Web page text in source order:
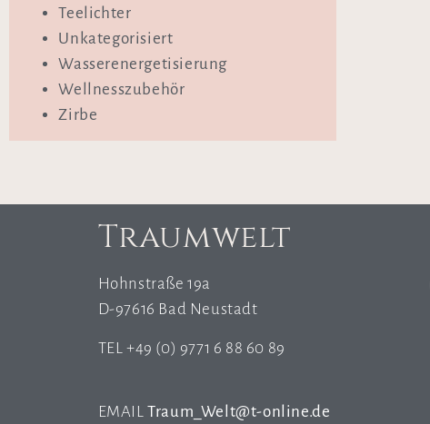
Teelichter
Unkategorisiert
Wasserenergetisierung
Wellnesszubehör
Zirbe
Traumwelt
Hohnstraße 19a
D-97616 Bad Neustadt
TEL +49 (0) 9771 6 88 60 89
EMAILTraum_Welt@t-online.de